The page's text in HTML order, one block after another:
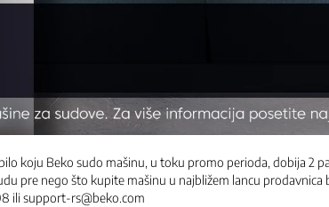
koju Beko sudo mašinu, u toku promo perioda, dobija 2
pre nego što kupite mašinu u najbližem lancu prodavnica
ili support-rs@beko.com